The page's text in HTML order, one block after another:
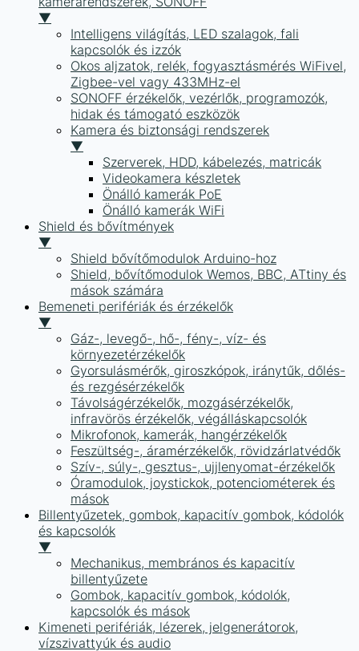
▼
Intelligens világítás, LED szalagok, fali
kapcsolók és izzók
Okos aljzatok, relék, fogyasztásmérés WiFivel,
Zigbee-vel vagy 433MHz-el
SONOFF érzékelők, vezérlők, programozók,
hidak és támogató eszközök
Kamera és biztonsági rendszerek
▼
Szerverek, HDD, kábelezés, matricák
Videokamera készletek
Önálló kamerák PoE
Önálló kamerák WiFi
Shield és bővítmények
▼
Shield bővítőmodulok Arduino-hoz
Shield, bővítőmodulok Wemos, BBC, ATtiny és
mások számára
Bemeneti perifériák és érzékelők
▼
Gáz-, levegő-, hő-, fény-, víz- és
környezetérzékelők
Gyorsulásmérők, giroszkópok, iránytűk, dőlés-
és rezgésérzékelők
Távolságérzékelők, mozgásérzékelők,
infravörös érzékelők, végálláskapcsolók
Mikrofonok, kamerák, hangérzékelők
Feszültség-, áramérzékelők, rövidzárlatvédők
Szív-, súly-, gesztus-, ujjlenyomat-érzékelők
Óramodulok, joystickok, potenciométerek és
mások
Billentyűzetek, gombok, kapacitív gombok, kódolók
és kapcsolók
▼
Mechanikus, membrános és kapacitív
billentyűzete
Gombok, kapacitív gombok, kódolók,
kapcsolók és mások
Kimeneti perifériák, lézerek, jelgenerátorok,
vízszivattyúk és audio